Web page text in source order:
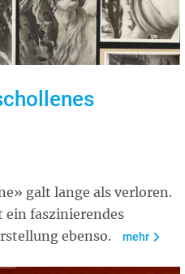
galt lange als verloren.
ein faszinierendes
ebenso.
mehr